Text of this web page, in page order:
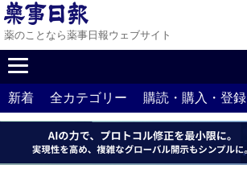
薬のことなら薬事日報ウェブサイト
新着 全カテゴリー 購読・購入・登録